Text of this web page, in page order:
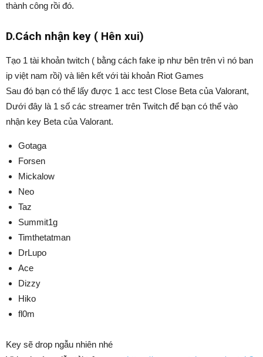
thành công rồi đó.
D.Cách nhận key ( Hên xui)
Tạo 1 tài khoản twitch ( bằng cách fake ip như bên trên vì nó ban
ip việt nam rồi) và liên kết với tài khoản Riot Games
Sau đó bạn có thể lấy được 1 acc test Close Beta của Valorant,
Dưới đây là 1 số các streamer trên Twitch để bạn có thể vào
nhận key Beta của Valorant.
Gotaga​
Forsen​
Mickalow​
Neo​
Taz​
Summit1g​
Timthetatman​
DrLupo​
Ace​
Dizzy​
Hiko​
fl0m
Key sẽ drop ngẫu nhiên nhé